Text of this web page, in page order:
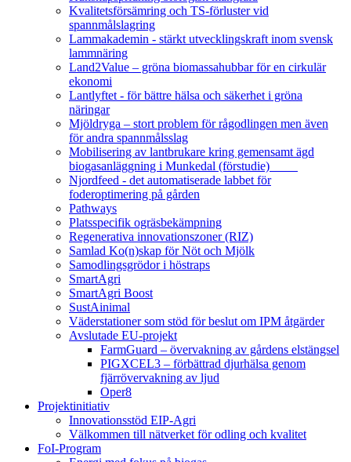
Kvalitetsförsämring och TS-förluster vid
spannmålslagring
Lammakademin - stärkt utvecklingskraft inom svensk
lammnäring
Land2Value – gröna biomassahubbar för en cirkulär
ekonomi
Lantlyftet - för bättre hälsa och säkerhet i gröna
näringar
Mjöldryga – stort problem för rågodlingen men även
för andra spannmålsslag
Mobilisering av lantbrukare kring gemensamt ägd
biogasanläggning i Munkedal (förstudie)
Njordfeed - det automatiserade labbet för
foderoptimering på gården
Pathways
Platsspecifik ogräsbekämpning
Regenerativa innovationszoner (RIZ)
Samlad Ko(n)skap för Nöt och Mjölk
Samodlingsgrödor i höstraps
SmartAgri
SmartAgri Boost
SustAinimal
Väderstationer som stöd för beslut om IPM åtgärder
Avslutade EU-projekt
FarmGuard – övervakning av gårdens elstängsel
PIGXCEL3 – förbättrad djurhälsa genom
fjärrövervakning av ljud
Oper8
Projektinitiativ
Innovationsstöd EIP-Agri
Välkommen till nätverket för odling och kvalitet
FoI-Program